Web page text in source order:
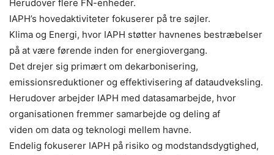
Herudover flere FN-enheder.
IAPH’s hovedaktiviteter fokuserer på tre søjler.
Klima og Energi, hvor IAPH støtter havnenes bestræbelser
på at være førende inden for energiovergang.
Det drejer sig primært om dekarbonisering,
emissionsreduktioner og effektivisering af dataudveksling.
Herudover arbejder IAPH med datasamarbejde, hvor
organisationen fremmer samarbejde og deling af
viden om data og teknologi mellem havne.
Endelig fokuserer IAPH på risiko og modstandsdygtighed,